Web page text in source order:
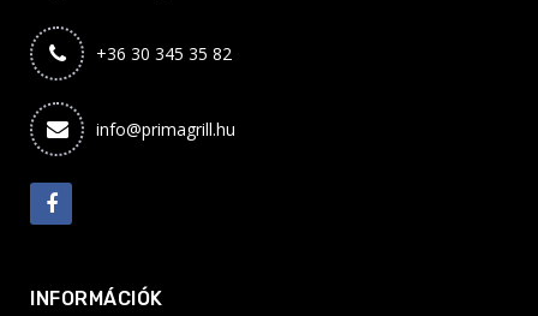
+36 30 345 35 82
info@primagrill.hu
INFORMÁCIÓK